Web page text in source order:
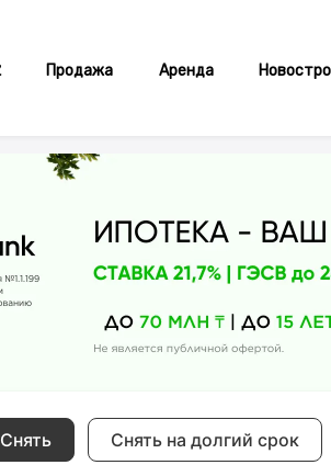
Продажа Аренда
Снять Снять на долгий срок